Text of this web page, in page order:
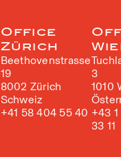
Office
Zürich
Beethovenstrasse
19
8002 Zürich
Schweiz
+41 58 404 55 40
3
1010
+43
33 11